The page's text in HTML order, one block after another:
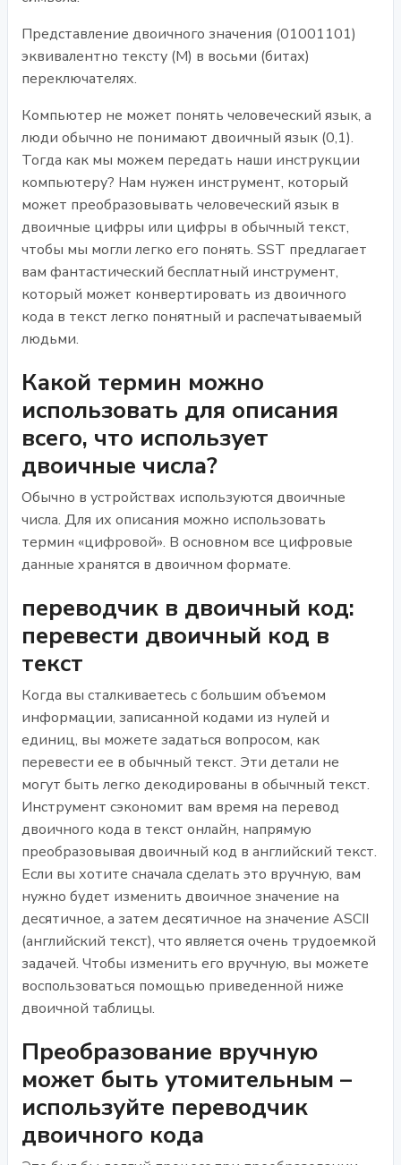
Представление двоичного значения (01001101)
эквивалентно тексту (M) в восьми (битах)
переключателях.
Компьютер не может понять человеческий язык, а
люди обычно не понимают двоичный язык (0,1).
Тогда как мы можем передать наши инструкции
компьютеру? Нам нужен инструмент, который
может преобразовывать человеческий язык в
двоичные цифры или цифры в обычный текст,
чтобы мы могли легко его понять. SST предлагает
вам фантастический бесплатный инструмент,
который может конвертировать из двоичного
кода в текст легко понятный и распечатываемый
людьми.
Какой термин можно
использовать для описания
всего, что использует
двоичные числа?
Обычно в устройствах используются двоичные
числа. Для их описания можно использовать
термин «цифровой». В основном все цифровые
данные хранятся в двоичном формате.
переводчик в двоичный код:
перевести двоичный код в
текст
Когда вы сталкиваетесь с большим объемом
информации, записанной кодами из нулей и
единиц, вы можете задаться вопросом, как
перевести ее в обычный текст. Эти детали не
могут быть легко декодированы в обычный текст.
Инструмент сэкономит вам время на перевод
двоичного кода в текст онлайн, напрямую
преобразовывая двоичный код в английский текст.
Если вы хотите сначала сделать это вручную, вам
нужно будет изменить двоичное значение на
десятичное, а затем десятичное на значение ASCII
(английский текст), что является очень трудоемкой
задачей. Чтобы изменить его вручную, вы можете
воспользоваться помощью приведенной ниже
двоичной таблицы.
Преобразование вручную
может быть утомительным –
используйте переводчик
двоичного кода